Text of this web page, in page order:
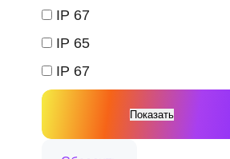
IP 67
IP 65
IP 67